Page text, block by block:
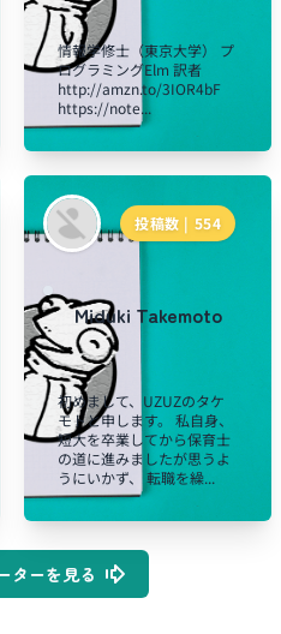
情報学修士（東京大学） プ
ログラミングElm 訳者
http://amzn.to/3IOR4bF
https://note...
投稿数 | 554
Miduki Takemoto
初めまして、UZUZのタケ
モトと申します。 私自身、
短大を卒業してから保育士
の道に進みましたが思うよ
うにいかず、 転職を繰...
ターを見る